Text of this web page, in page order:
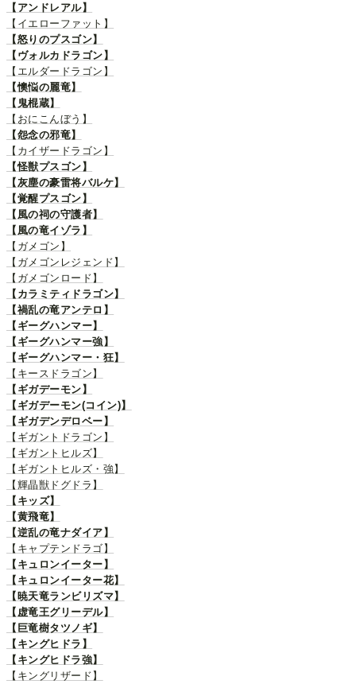
【アンドレアル】
【イエローファット】
【怒りのプスゴン】
【ヴォルカドラゴン】
【エルダードラゴン】
【懊悩の麗竜】
【鬼棍蔵】
【おにこんぼう】
【怨念の邪竜】
【カイザードラゴン】
【怪獣プスゴン】
【灰塵の豪雷将バルケ】
【覚醒プスゴン】
【風の祠の守護者】
【風の竜イゾラ】
【ガメゴン】
【ガメゴンレジェンド】
【ガメゴンロード】
【カラミティドラゴン】
【禍乱の竜アンテロ】
【ギーグハンマー】
【ギーグハンマー強】
【ギーグハンマー・狂】
【キースドラゴン】
【ギガデーモン】
【ギガデーモン(コイン)】
【ギガデンデロベー】
【ギガントドラゴン】
【ギガントヒルズ】
【ギガントヒルズ・強】
【輝晶獣ドグドラ】
【キッズ】
【黄飛竜】
【逆乱の竜ナダイア】
【キャプテンドラゴ】
【キュロンイーター】
【キュロンイーター花】
【暁天竜ランビリズマ】
【虚竜王グリーデル】
【巨竜樹タツノギ】
【キングヒドラ】
【キングヒドラ強】
【キングリザード】